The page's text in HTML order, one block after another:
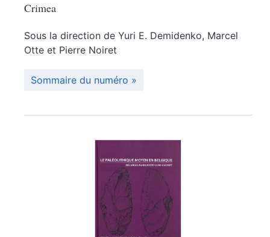
Crimea
Sous la direction de Yuri E. Demidenko, Marcel
Otte et Pierre Noiret
Sommaire du numéro